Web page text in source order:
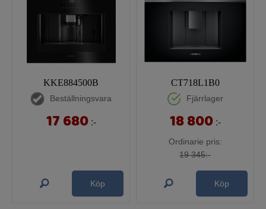
KKE884500B
Beställningsvara
17 680 :-
Köp
CT718L1B0
Fjärrlager
18 800 :-
Ordinarie pris:
19 345:-
Köp